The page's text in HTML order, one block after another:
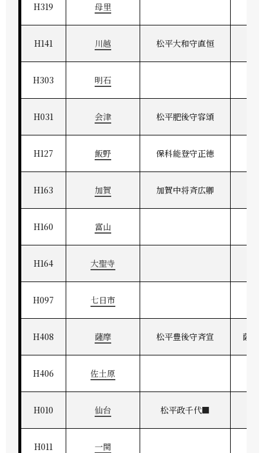
H319 母里
H141 川越 松平大和守直恒
H303 明石
H031 会津 松平肥後守容頌
H127 飯野 保科能登守正徳
H163 加賀 加賀中将斉広卿
H160 富山
H164 大聖寺
H097 七日市
H408 薩摩 松平豊後守斉宣 薩州
H406 佐土原
H010 仙台 松平政千代■
H011 一関